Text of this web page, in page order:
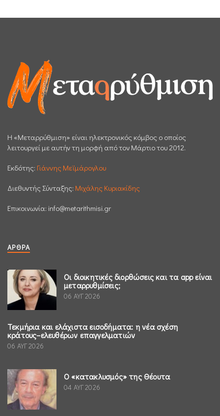
H «Μεταρρύθμιση» είναι ηλεκτρονικός κόμβος ο οποίος
λειτουργεί με αυτήν τη μορφή από τον Μάρτιο του 2012.
Εκδότης: Γιάννης Μεϊμάρογλου
Διεθυντής Σύνταξης: Μιχάλης Κυριακίδης
Επικοινωνία: info@metarithmisi.gr
ΆΡΘΡΑ
Οι διοικητικές διορθώσεις και τα app είναι
μεταρρυθμίσεις;
06 ΑΥΓ 2026
Τεκμήρια και ελάχιστα εισοδήματα: η νέα σχέση
κράτους–ελευθέρων επαγγελματιών
06 ΑΥΓ 2026
Ο «κατακλυσμός» της Θέουτα
04 ΑΥΓ 2026